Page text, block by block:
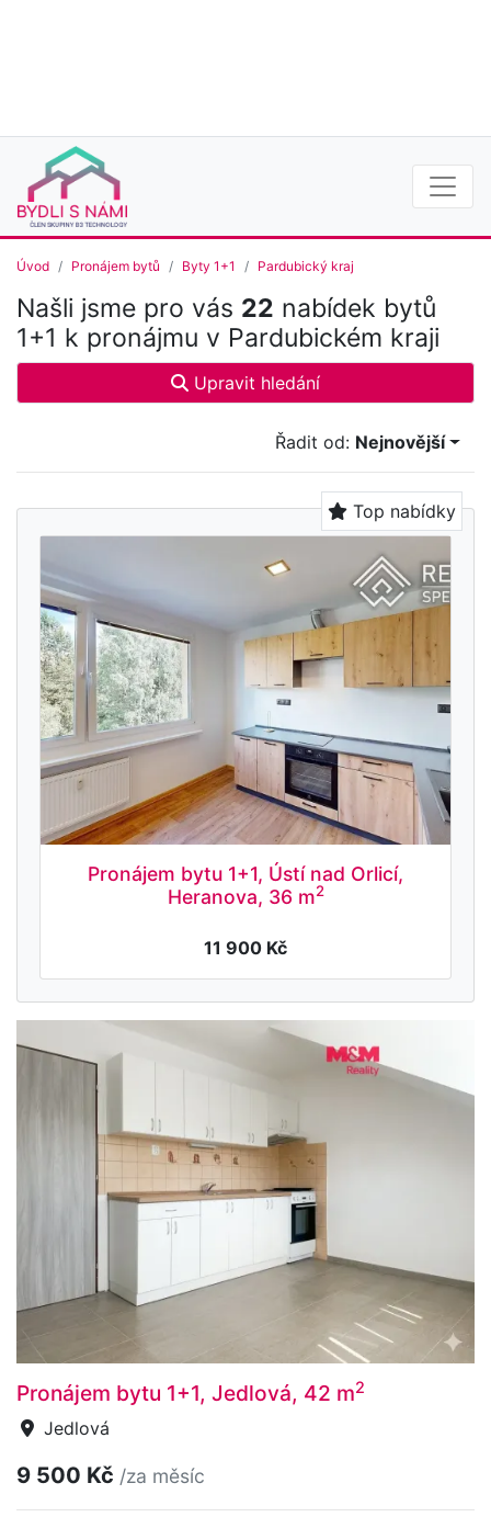
Úvod Pronájem bytů Byty 1+1 Pardubický kraj
Našli jsme pro vás 22 nabídek bytů
1+1 k pronájmu v Pardubickém kraji
Upravit hledání
Řadit od: Nejnovější
Top nabídky
Pronájem bytu 1+1, Ústí nad Orlicí,
Heranova, 36 m2
11 900 Kč
Pronájem bytu 1+1, Jedlová, 42 m2
Jedlová
9 500 Kč /za měsíc